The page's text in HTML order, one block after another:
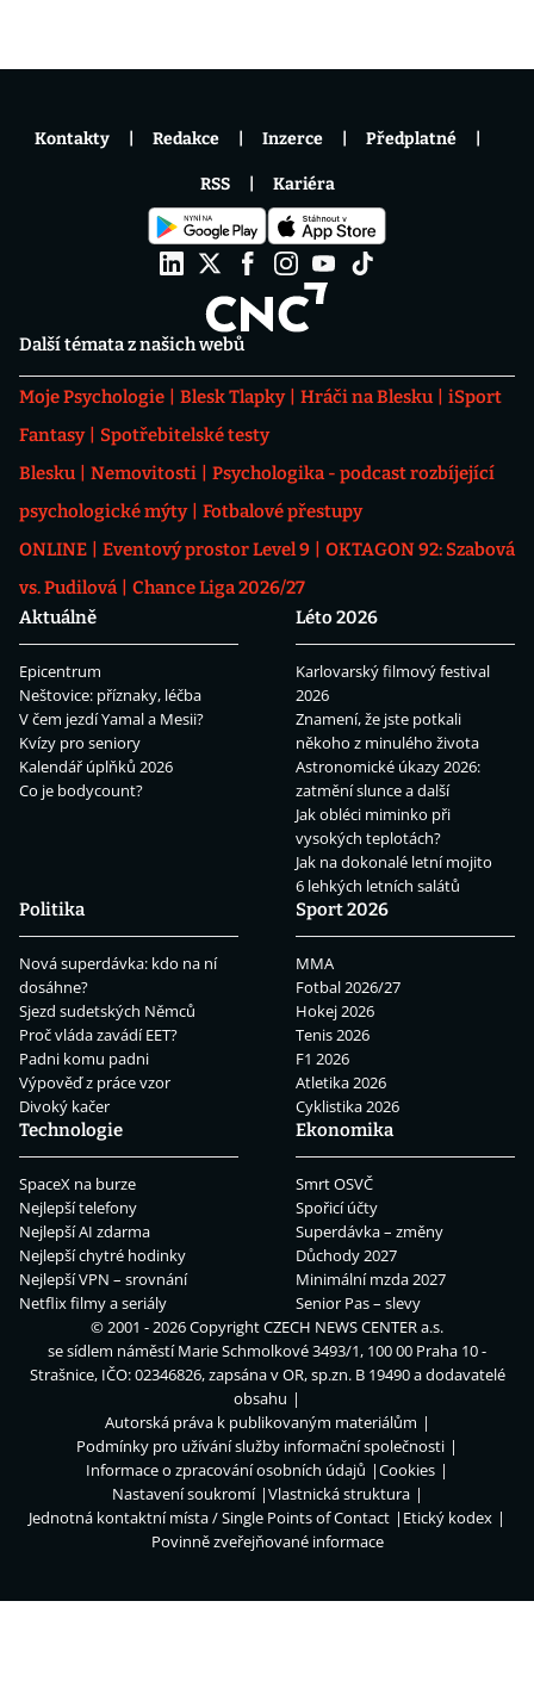
Další témata z našich webů
Moje Psychologie Blesk Tlapky Hráči na Blesku
iSport
Fantasy
Spotřebitelské testy
Blesku
Nemovitosti
Psychologika - podcast rozbíjející
psychologické mýty
Fotbalové přestupy
ONLINE
Eventový prostor Level 9
OKTAGON 92: Szabová
vs. Pudilová
Chance Liga 2026/27
Aktuálně
Epicentrum
Neštovice: příznaky, léčba
V čem jezdí Yamal a Mesii?
Kvízy pro seniory
Kalendář úplňků 2026
Co je bodycount?
Léto 2026
Karlovarský filmový festival
2026
Znamení, že jste potkali
někoho z minulého života
Astronomické úkazy 2026:
zatmění slunce a další
Jak obléci miminko při
vysokých teplotách?
Jak na dokonalé letní mojito
6 lehkých letních salátů
Politika
Nová superdávka: kdo na ní
dosáhne?
Sjezd sudetských Němců
Proč vláda zavádí EET?
Padni komu padni
Výpověď z práce vzor
Divoký kačer
Sport 2026
MMA
Fotbal 2026/27
Hokej 2026
Tenis 2026
F1 2026
Atletika 2026
Cyklistika 2026
Technologie
SpaceX na burze
Nejlepší telefony
Nejlepší AI zdarma
Nejlepší chytré hodinky
Nejlepší VPN – srovnání
Netflix filmy a seriály
Ekonomika
Smrt OSVČ
Spořicí účty
Superdávka – změny
Důchody 2027
Minimální mzda 2027
Senior Pas – slevy
Kontakty Redakce Inzerce Předplatné
RSS Kariéra
© 2001 - 2026 CopyrightCZECH NEWS CENTER a.s.
se sídlem náměstí Marie Schmolkové 3493/1, 100 00 Praha 10 -
Strašnice, IČO: 02346826, zapsána v OR, sp.zn. B 19490 a dodavatelé
obsahu
Autorská práva k publikovaným materiálům
Podmínky pro užívání služby informační společnosti
Informace o zpracování osobních údajů
Cookies
Nastavení soukromí
Vlastnická struktura
Jednotná kontaktní místa / Single Points of Contact
Etický kodex
Povinně zveřejňované informace